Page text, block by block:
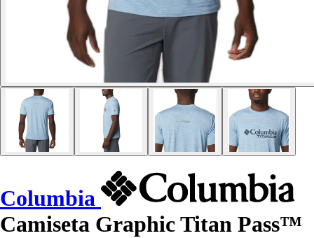
Columbia
Camiseta Graphic Titan Pass™